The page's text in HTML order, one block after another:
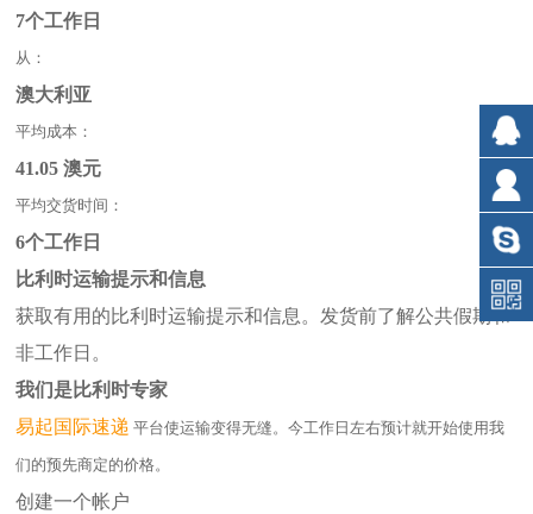
7个工作日
从：
澳大利亚
平均成本：
41.05 澳元
平均交货时间：
6个工作日
比利时运输提示和信息
获取有用的比利时运输提示和信息。发货前了解公共假期和
非工作日。
我们是比利时专家
易起国际速递 平台使运输变得无缝。今工作日左右预计就开始使用我
们的预先商定的价格。
创建一个帐户